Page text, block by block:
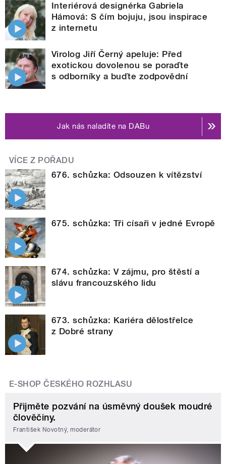
Interiérová designérka Gabriela
Hámová: S čím bojuju, jsou inspirace
z internetu
Virolog Jiří Černý apeluje: Před
exotickou dovolenou se poraďte
s odborníky a buďte zodpovědní
Jak nás naladíte na DABu
VÍCE Z POŘADU
676. schůzka: Odsouzen k vítězství
675. schůzka: Tři císaři v jedné Evropě
674. schůzka: V zájmu, pro štěstí a
slávu francouzského lidu
673. schůzka: Kariéra dělostřelce
z Dobré strany
E-SHOP ČESKÉHO ROZHLASU
Přijměte pozvání na úsměvný doušek moudré
člověčiny.
František Novotný, moderátor